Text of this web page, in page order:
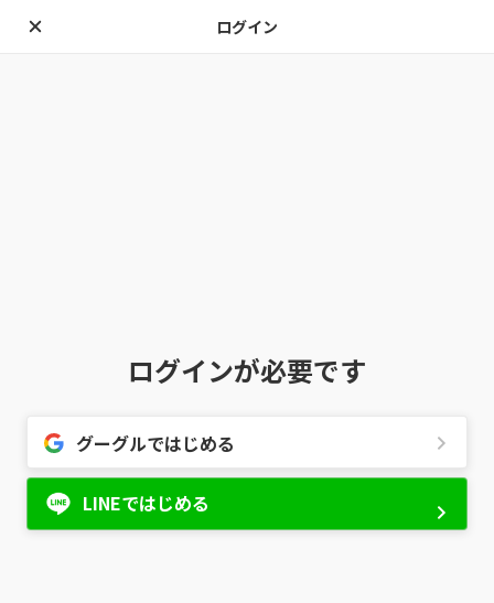
ログイン
ログインが必要です
グーグルではじめる
LINEではじめる